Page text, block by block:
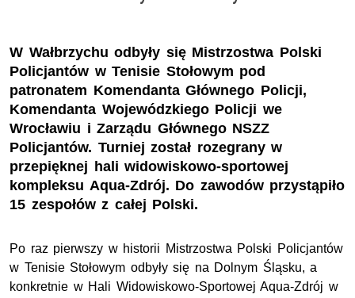
W Wałbrzychu odbyły się Mistrzostwa Polski
Policjantów w Tenisie Stołowym pod
patronatem Komendanta Głównego Policji,
Komendanta Wojewódzkiego Policji we
Wrocławiu i Zarządu Głównego NSZZ
Policjantów. Turniej został rozegrany w
przepięknej hali widowiskowo-sportowej
kompleksu Aqua-Zdrój. Do zawodów przystąpiło
15 zespołów z całej Polski.
Po raz pierwszy w historii Mistrzostwa Polski Policjantów
w Tenisie Stołowym odbyły się na Dolnym Śląsku, a
konkretnie w Hali Widowiskowo-Sportowej Aqua-Zdrój w